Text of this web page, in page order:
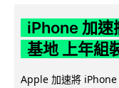
iPhone 加速
基地 上年組
Apple 加速將 iPhone